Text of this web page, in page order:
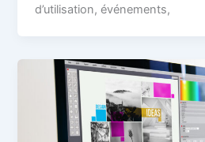
d’utilisation, événements,